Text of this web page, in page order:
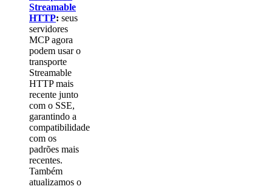
Streamable
HTTP: seus
servidores
MCP agora
podem usar o
transporte
Streamable
HTTP mais
recente junto
com o SSE,
garantindo a
compatibilidade
com os
padrões mais
recentes.
Também
atualizamos o